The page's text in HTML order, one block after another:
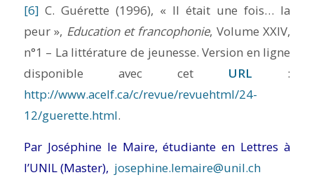
[6]C. Guérette (1996), « Il était une fois… la
peur », Education et francophonie, Volume XXIV,
n°1 – La littérature de jeunesse. Version en ligne
disponible avec cet URL :
http://www.acelf.ca/c/revue/revuehtml/24-
12/guerette.html.
Par Joséphine le Maire, étudiante en Lettres à
l’UNIL (Master), josephine.lemaire@unil.ch